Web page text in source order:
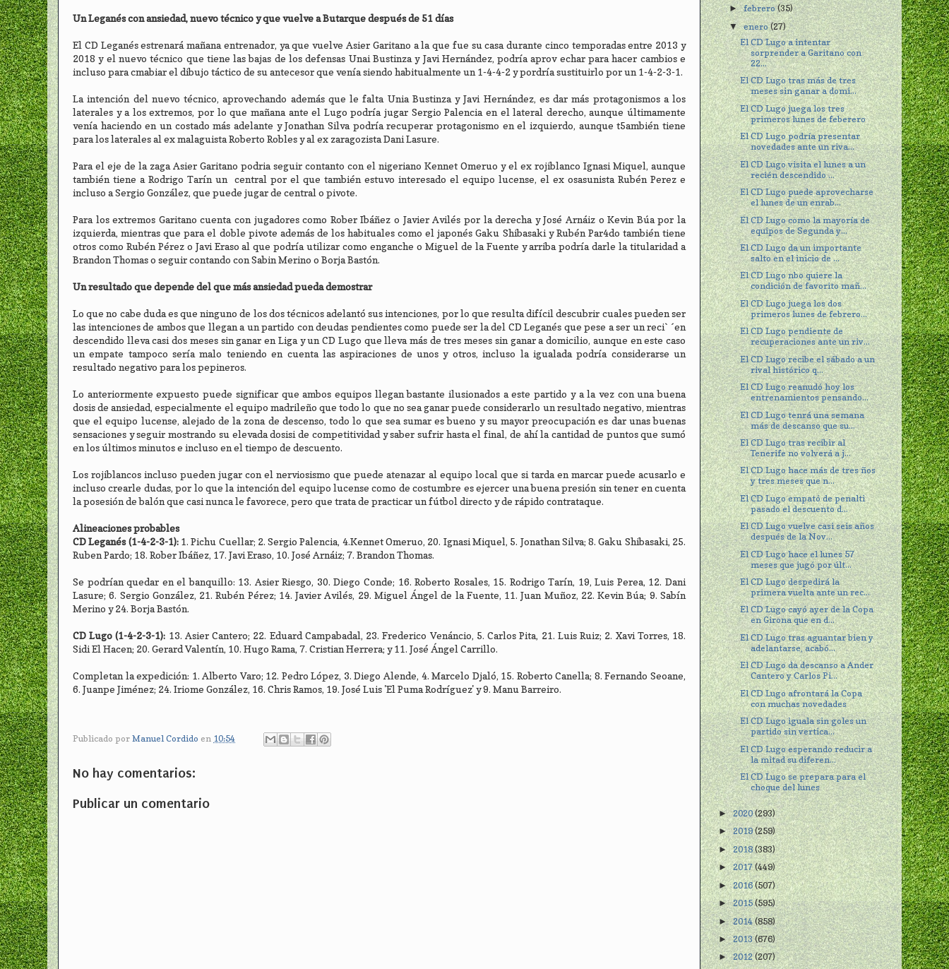
Un Leganés con ansiedad, nuevo técnico y que vuelve a Butarque después de 51 días
El CD Leganés estrenará mañana entrenador, ya que vuelve Asier Garitano a la que fue su casa durante cinco temporadas entre 2013 y
2018 y el nuevo técnico que tiene las bajas de los defensas Unai Bustinza y Javi Hernández, podría aprov echar para hacer cambios e
incluso para cmabiar el dibujo táctico de su antecesor que venía siendo habitualmente un 1-4-4-2 y pordría sustituirlo por un 1-4-2-3-1.
La intención del nuevo técnico, aprovechando además que le falta Unia Bustinza y Javi Hernández, es dar más protagonismos a los
laterales y a los extremos, por lo que mañana ante el Lugo podría jugar Sergio Palencia en el lateral derecho, aunque últimamente
venía haciendo en un costado más adelante y Jonathan Silva podría recuperar protagonismo en el izquierdo, aunque t5ambién tiene
para los laterales al ex malaguista Roberto Robles y al ex zaragozista Dani Lasure.
Para el eje de la zaga Asier Garitano podria seguir contanto con el nigeriano Kennet Omeruo y el ex rojiblanco Ignasi Miquel, aunque
también tiene a Rodrigo Tarín un central por el que también estuvo interesado el equipo lucense, el ex osasunista Rubén Perez e
incluso a Sergio González, que puede jugar de central o pivote.
Para los extremos Garitano cuenta con jugadores como Rober Ibáñez o Javier Avilés por la derecha y José Arnáiz o Kevin Búa por la
izquierda, mientras que para el doble pivote además de los habituales como el japonés Gaku Shibasaki y Rubén Par4do también tiene
otros como Rubén Pérez o Javi Eraso al que podría utilizar como enganche o Miguel de la Fuente y arriba podría darle la titularidad a
Brandon Thomas o seguir contando con Sabin Merino o Borja Bastón.
Un resultado que depende del que más ansiedad pueda demostrar
Lo que no cabe duda es que ninguno de los dos técnicos adelantó sus intenciones, por lo que resulta difícil descubrir cuales pueden ser
las intenciones de ambos que llegan a un partido con deudas pendientes como puede ser la del CD Leganés que pese a ser un reci`´en
descendido lleva casi dos meses sin ganar en Liga y un CD Lugo que lleva más de tres meses sin ganar a domicilio, aunque en este caso
un empate tampoco sería malo teniendo en cuenta las aspiraciones de unos y otros, incluso la igualada podría considerarse un
resultado negativo para los pepineros.
Lo anteriormente expuesto puede significar que ambos equipos llegan bastante ilusionados a este partido y a la vez con una buena
dosis de ansiedad, especialmente el equipo madrileño que todo lo que no sea ganar puede considerarlo un resultado negativo, mientras
que el equipo lucense, alejado de la zona de descenso, todo lo que sea sumar es bueno y su mayor preocupación es dar unas buenas
sensaciones y seguir mostrando su elevada dosisi de competitividad y saber sufrir hasta el final, de ahí la cantidad de puntos que sumó
en los últimos minutos e incluso en el tiempo de descuento.
Los rojiblancos incluso pueden jugar con el nerviosismo que puede atenazar al equipo local que si tarda en marcar puede acusarlo e
incluso crearle dudas, por lo que la intención del equipo lucense como de costumbre es ejercer una buena presión sin tener en cuenta
la posesión de balón que casi nunca le favorece, pero que trata de practicar un fútbol directo y de rápido contrataque.
Alineaciones probables
CD Leganés (1-4-2-3-1): 1. Pichu Cuellar; 2. Sergio Palencia, 4.Kennet Omeruo, 20. Ignasi Miquel, 5. Jonathan Silva; 8. Gaku Shibasaki, 25.
Ruben Pardo; 18. Rober Ibáñez, 17. Javi Eraso, 10. José Arnáiz; 7. Brandon Thomas.
Se podrían quedar en el banquillo: 13. Asier Riesgo, 30. Diego Conde; 16. Roberto Rosales, 15. Rodrigo Tarín, 19, Luis Perea, 12. Dani
Lasure; 6. Sergio González, 21. Rubén Pérez; 14. Javier Avilés, 29. Miguel Ángel de la Fuente, 11. Juan Muñoz, 22. Kevin Búa; 9. Sabín
Merino y 24. Borja Bastón.
CD Lugo (1-4-2-3-1): 13. Asier Cantero; 22. Eduard Campabadal, 23. Frederico Venáncio, 5. Carlos Pita, 21. Luis Ruiz; 2. Xavi Torres, 18.
Sidi El Hacen; 20. Gerard Valentín, 10. Hugo Rama, 7. Cristian Herrera; y 11. José Ángel Carrillo.
Completan la expedición: 1. Alberto Varo; 12. Pedro López, 3. Diego Alende, 4. Marcelo Djaló, 15. Roberto Canella; 8. Fernando Seoane,
6. Juanpe Jiménez; 24. Iriome González, 16. Chris Ramos, 19. José Luis 'El Puma Rodríguez' y 9. Manu Barreiro.
Publicado por Manuel Cordido en 10:54
No hay comentarios:
Publicar un comentario
►febrero(35)
▼enero(27)
El CD Lugo a intentar
sorprender a Garitano con
22...
El CD Lugo tras más de tres
meses sin ganar a domi...
El CD Lugo juega los tres
primeros lunes de feberero
El CD Lugo podría presentar
novedades ante un riva...
El CD Lugo visita el lunes a un
recién descendido ...
El CD Lugo puede aprovecharse
el lunes de un enrab...
El CD Lugo como la mayoría de
equipos de Segunda y...
El CD Lugo da un importante
salto en el inicio de ...
El CD Lugo nbo quiere la
condición de favorito mañ...
El CD Lugo juega los dos
primeros lunes de febrero...
El CD Lugo pendiente de
recuperaciones ante un riv...
El CD Lugo recibe el sábado a un
rival histórico q...
El CD Lugo reanudó hoy los
entrenamientos pensando...
El CD Lugo tenrá una semana
más de descanso que su...
El CD Lugo tras recibir al
Tenerife no volverá a j...
El CD Lugo hace más de tres ños
y tres meses que n...
El CD Lugo empató de penalti
pasado el descuento d...
El CD Lugo vuelve casi seis años
después de la Nov...
El CD Lugo hace el lunes 57
meses que jugó por últ...
El CD Lugo despedirá la
primera vuelta ante un rec...
El CD Lugo cayó ayer de la Copa
en Girona que en d...
El CD Lugo tras aguantar bien y
adelantarse, acabó...
El CD Lugo da descanso a Ander
Cantero y Carlos Pi...
El CD Lugo afrontará la Copa
con muchas novedades
El CD Lugo iguala sin goles un
partido sin vertica...
El CD Lugo esperando reducir a
la mitad su diferen...
El CD Lugo se prepara para el
choque del lunes
►2020(293)
►2019(259)
►2018(383)
►2017(449)
►2016(507)
►2015(595)
►2014(858)
►2013(676)
►2012(207)